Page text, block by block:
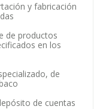
y fabricación
de productos
en los
de
de cuentas